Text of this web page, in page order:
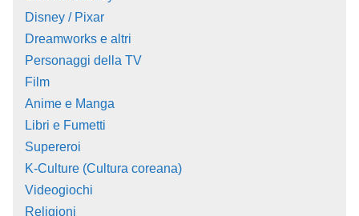
Disney / Pixar
Dreamworks e altri
Personaggi della TV
Film
Anime e Manga
Libri e Fumetti
Supereroi
K-Culture (Cultura coreana)
Videogiochi
Religioni